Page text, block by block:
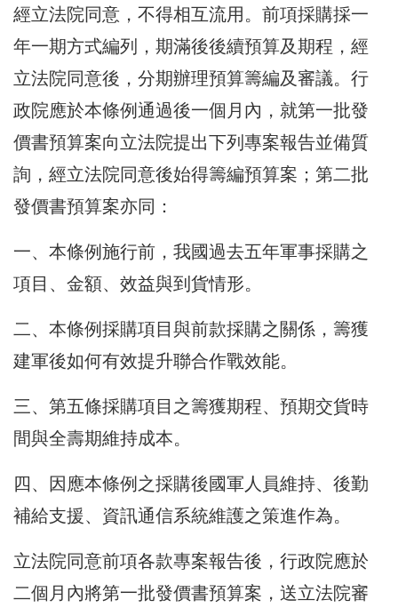
經立法院同意，不得相互流用。前項採購採一
年一期方式編列，期滿後後續預算及期程，經
立法院同意後，分期辦理預算籌編及審議。行
政院應於本條例通過後一個月內，就第一批發
價書預算案向立法院提出下列專案報告並備質
詢，經立法院同意後始得籌編預算案；第二批
發價書預算案亦同：
一、本條例施行前，我國過去五年軍事採購之
項目、金額、效益與到貨情形。
二、本條例採購項目與前款採購之關係，籌獲
建軍後如何有效提升聯合作戰效能。
三、第五條採購項目之籌獲期程、預期交貨時
間與全壽期維持成本。
四、因應本條例之採購後國軍人員維持、後勤
補給支援、資訊通信系統維護之策進作為。
立法院同意前項各款專案報告後，行政院應於
二個月內將第一批發價書預算案，送立法院審